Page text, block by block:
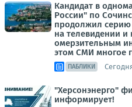
Кандидат в
России" по
продолжил серию
на телевидении
омерзительным
этом СМИ многое
ПАБЛИКИ
"Херсонэнерго"
информирует!